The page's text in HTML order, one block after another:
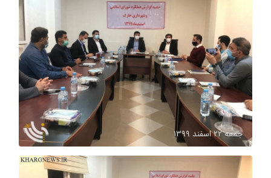
.
جمعه ۲۲ اسفند ۱۳۹۹